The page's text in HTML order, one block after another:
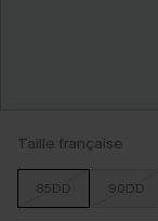
Taille française
85DD 90DD